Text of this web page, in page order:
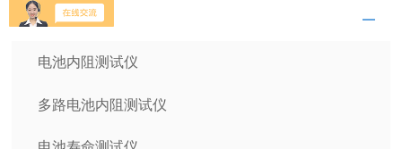
电池测试仪
电池内阻测试仪
多路电池内阻测试仪